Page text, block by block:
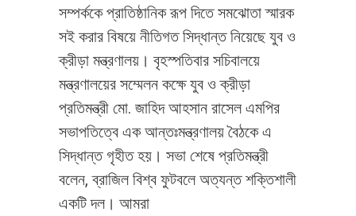
সম্পর্ককে প্রাতিষ্ঠানিক রূপ দিতে সমঝোতা স্মারক
সই করার বিষয়ে নীতিগত সিদ্ধান্ত নিয়েছে যুব ও
ক্রীড়া মন্ত্রণালয়। বৃহস্পতিবার সচিবালয়ে
মন্ত্রণালয়ের সম্মেলন কক্ষে যুব ও ক্রীড়া
প্রতিমন্ত্রী মো. জাহিদ আহসান রাসেল এমপির
সভাপতিত্বে এক আন্তঃমন্ত্রণালয় বৈঠকে এ
সিদ্ধান্ত গৃহীত হয়। সভা শেষে প্রতিমন্ত্রী
বলেন, ব্রাজিল বিশ্ব ফুটবলে অত্যন্ত শক্তিশালী
একটি দল। আমরা